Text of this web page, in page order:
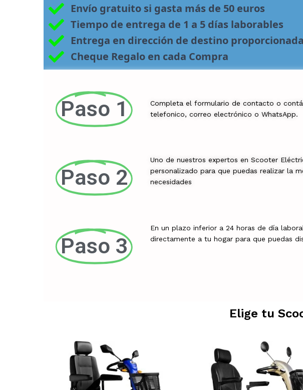
Envío gratuito si gasta más de 50 euros
Tiempo de entrega de 1 a 5 días laborables
Entrega en dirección de destino proporcionada
Cheque Regalo en cada Compra
Paso 1
Paso 2
Paso 3
Completa el formulario de contacto o
telefonico, correo electrónico o WhatsApp.
Uno de nuestros expertos en Scooter
personalizado para que puedas realizar la
necesidades
En un plazo inferior a 24 horas de día
directamente a tu hogar para que puedas
Elige tu